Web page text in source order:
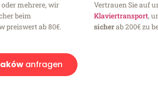
mehrere, wir
beim
preiswert ab 80€.
Vertrauen Sie auf
Klaviertransport,
sicherab 200€ zu
anfragen